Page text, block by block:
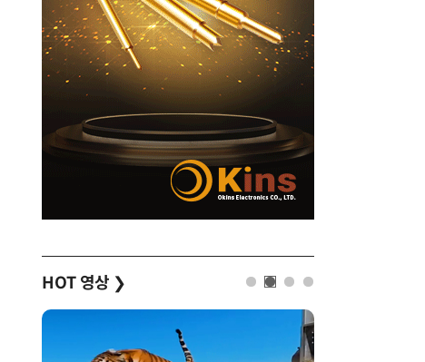
HOT 영상 ❯